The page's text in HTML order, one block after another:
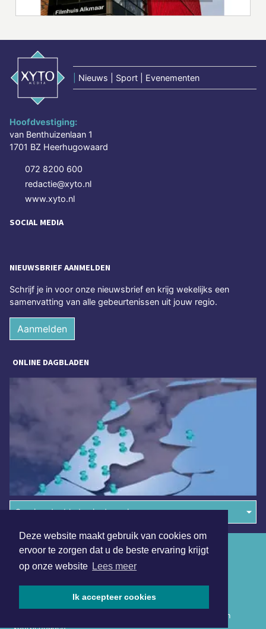
Deze website maakt gebruik van cookies om
ervoor te zorgen dat u de beste ervaring krijgt
op onze website Lees meer
Ik accepteer cookies
Nieuws | Sport | Evenementen
Hoofdvestiging:
van Benthuizenlaan 1
1701 BZ Heerhugowaard
072 8200 600
redactie@xyto.nl
www.xyto.nl
SOCIAL MEDIA
NIEUWSBRIEF AANMELDEN
Schrijf je in voor onze nieuwsbrief en krijg wekelijks een
samenvatting van alle gebeurtenissen uit jouw regio.
Aanmelden
ONLINE DAGBLADEN
Overige dagbladen in de regio
Copyright (c) 2026 | Hollandskroondagblad.nl - Alle rechten
voorbehouden
Algemene voorwaarden
Disclaimer